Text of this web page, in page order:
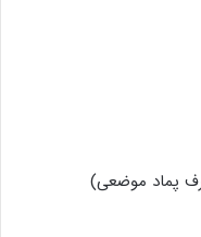
پماد موضعی)